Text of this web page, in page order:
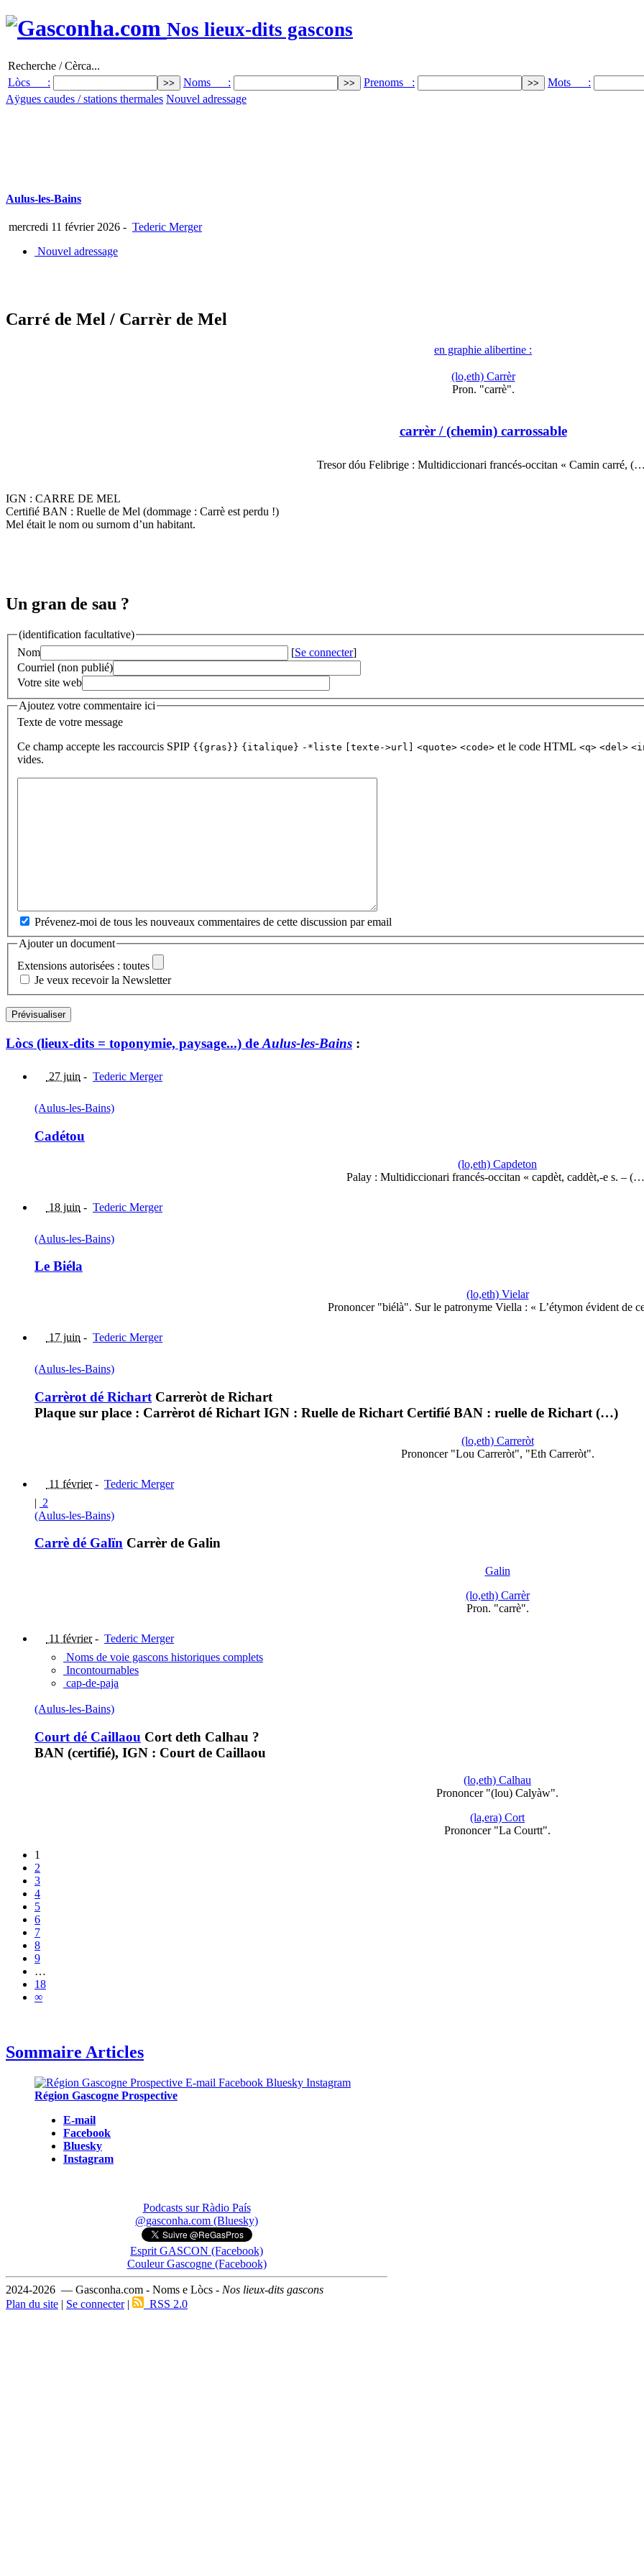
Nos lieux-dits gascons
Recherche / Cèrca...
Lòcs :
Noms : Prenoms :
Mots :
Aÿgues caudes / stations thermales Nouvel adressage
Aulus-les-Bains
mercredi 11 février 2026 - Tederic Merger
Nouvel adressage
Carré de Mel / Carrèr de Mel
en graphie alibertine :
(lo,eth) Carrèr
Pron. "carrè".
carrèr/ (chemin) carrossable
Tresor dóu Felibrige : Multidiccionari francés-occitan « Camin carré,
IGN : CARRE DE MEL
Certifié BAN : Ruelle de Mel (dommage : Carrè est perdu !)
Mel était le nom ou surnom d’un habitant.
Un gran de sau ?
(identification facultative)
Nom
[Se connecter]
Courriel (non publié)
Votre site web
Ajoutez votre commentaire ici
Texte de votre message
Ce champ accepte les raccourcis SPIP {{gras}} {italique} -*liste [texte->url] <quote> <code> et le code HTML <q> <del>
vides.
Prévenez-moi de tous les nouveaux commentaires de cette discussion par email
Ajouter un document
Extensions autorisées : toutes
Je veux recevoir la Newsletter
Lòcs (lieux-dits = toponymie, paysage...) de Aulus-les-Bains :
27 juin - Tederic Merger
(Aulus-les-Bains)
Cadétou
(lo,eth) Capdeton
Palay : Multidiccionari francés-occitan « capdèt, caddèt,-e s. –
18 juin - Tederic Merger
(Aulus-les-Bains)
Le Biéla
(lo,eth) Vielar
Prononcer "biélà". Sur le patronyme Viella : « L’étymon évident de
17 juin - Tederic Merger
(Aulus-les-Bains)
Carrèrot dé Richart Carreròt de Richart
Plaque sur place : Carrèrot dé Richart IGN : Ruelle de Richart Certifié BAN : ruelle de Richart (…)
(lo,eth) Carreròt
Prononcer "Lou Carreròt", "Eth Carreròt".
11 février- Tederic Merger
| 2
(Aulus-les-Bains)
Carrè dé Galïn Carrèr de Galin
Galin
(lo,eth) Carrèr
Pron. "carrè".
11 février- Tederic Merger
Noms de voie gascons historiques complets
Incontournables
cap-de-paja
(Aulus-les-Bains)
Court dé Caillaou Cort deth Calhau ?
BAN (certifié), IGN : Court de Caillaou
(lo,eth) Calhau
Prononcer "(lou) Calyàw".
(la,era) Cort
Prononcer "La Courtt".
1
2
3
4
5
6
7
8
9
…
18
∞
Sommaire Articles
Région Gascogne Prospective
E-mail
Facebook
Bluesky
Instagram
Podcasts sur Ràdio País
@gasconha.com (Bluesky)
Esprit GASCON (Facebook)
Couleur Gascogne (Facebook)
2024-2026 — Gasconha.com - Noms e Lòcs - Nos lieux-dits gascons
Plan du site | Se connecter| RSS 2.0